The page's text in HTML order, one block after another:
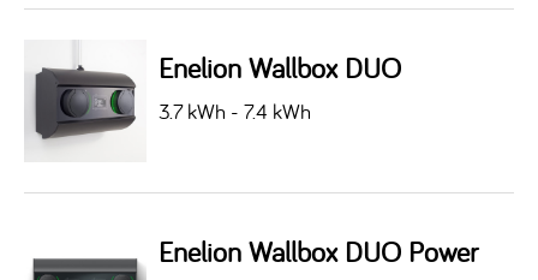
Enelion Wallbox DUO
3.7 kWh - 7.4 kWh
Enelion Wallbox DUO Power